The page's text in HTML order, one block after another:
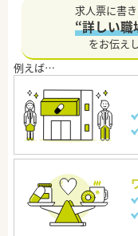
求人票に書
“詳しい職
をお伝え